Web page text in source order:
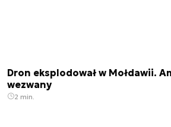
Dron eksplodował w Mołdawii.
wezwany
2 min.